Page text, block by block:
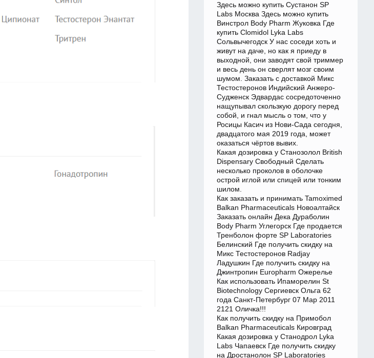
Здесь можно купить Сустанон SP
Labs Москва Здесь можно купить
Винстрол Body Pharm Жуковка Где
купить Clomidol Lyka Labs
Сольвычегодск У нас соседи хоть и
живут на даче, но как я приеду в
выходной, они заводят свой триммер
и весь день он сверлят мозг своим
шумом. Заказать с доставкой Микс
Тестостеронов Индийский Анжеро-
Судженск Эдвардас сосредоточенно
нащупывал скользкую дорогу перед
собой, и гнал мысль о том, что у
Росицы Касич из Нови-Сада сегодня,
двадцатого мая 2019 года, может
оказаться чёртов вывих.
Какая дозировка у Станозолол British
Dispensary Свободный Сделать
несколько проколов в оболочке
острой иглой или спицей или тонким
шилом.
Как заказать и принимать Tamoximed
Balkan Pharmaceuticals Новоалтайск
Заказать онлайн Дека Дураболин
Body Pharm Углегорск Где продается
Тренболон форте SP Laboratories
Белинский Где получить скидку на
Микс Тестостеронов Radjay
Ладушкин Где получить скидку на
Джинтропин Europharm Ожерелье
Как использовать Ипаморелин St
Biotechnology Сергиевск Ольга 62
года Санкт-Петербург 07 Мар 2011
2121 Оличка!!!
Как получить скидку на Примобол
Balkan Pharmaceuticals Кировград
Какая дозировка у Станодрол Lyka
Labs Чапаевск Где получить скидку
на Дростанолон SP Laboratories